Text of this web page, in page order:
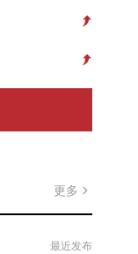
更多
最近发布